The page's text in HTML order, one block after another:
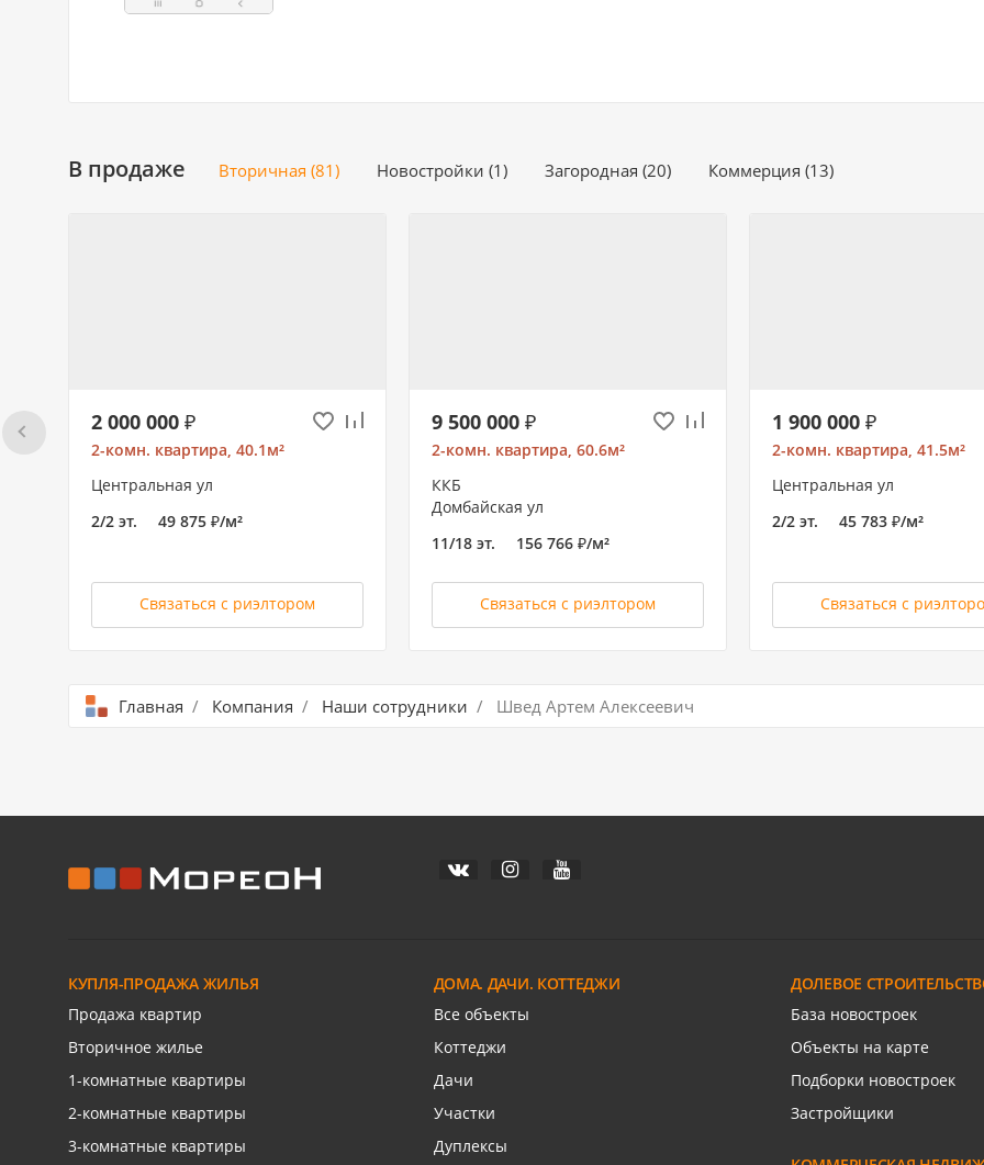
В продаже Вторичная (81) Новостройки (1) Загородная (20) Коммерция (13)
2 000 000 ₽
2-комн. квартира, 40.1м²
Центральная ул
2/2 эт.
49 875 ₽/м²
Связаться с риэлтором
9 500 000 ₽
2-комн. квартира, 60.6м²
ККБ
Домбайская ул
11/18 эт.
156 766 ₽/м²
Связаться с риэлтором
1 900 000 ₽
2-комн. квартира, 41.5м²
Центральная ул
2/2 эт.
45 783 ₽/м²
Связаться с
Главная / Компания / Наши сотрудники / Швед Артем Алексеевич
КУПЛЯ-ПРОДАЖА ЖИЛЬЯ
Продажа квартир
Вторичное жилье
1-комнатные квартиры
2-комнатные квартиры
3-комнатные квартиры
ДОМА. ДАЧИ. КОТТЕДЖИ
Все объекты
Коттеджи
Дачи
Участки
Дуплексы
ДОЛЕВОЕ
База новостроек
Объекты на карте
Подборки новостроек
Застройщики